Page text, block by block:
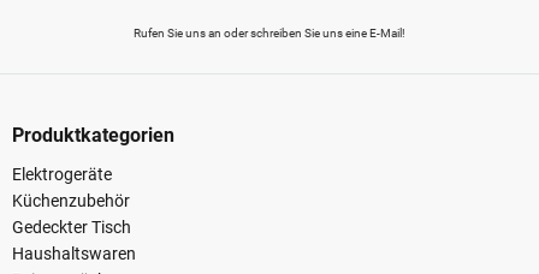
Rufen Sie uns an oder schreiben Sie uns eine E-Mail!
Produktkategorien
Elektrogeräte
Küchenzubehör
Gedeckter Tisch
Haushaltswaren